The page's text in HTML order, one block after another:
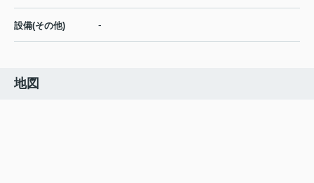
設備(その他) -
地図